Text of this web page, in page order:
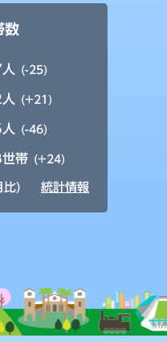
数
(-25)
(+21)
(-46)
帯 (+24)
比) 統計情報